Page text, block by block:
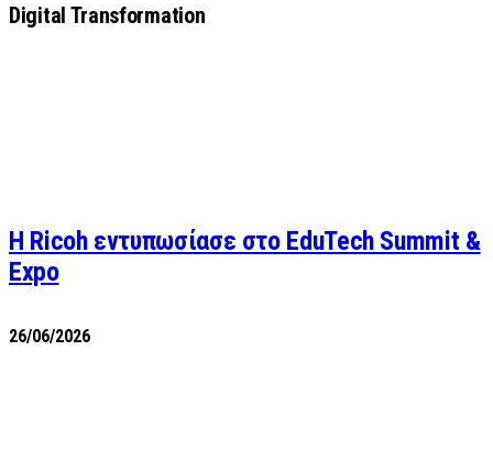
Digital Transformation
Η Ricoh εντυπωσίασε στο EduTech Summit &
Expo
26/06/2026